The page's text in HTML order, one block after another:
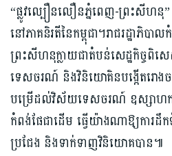
“ផ្លូវល្បឿនលឿនភ្នំពេញ-ព្រះសីហនុ”
នៅភាគនិរតីនៃកម្ពុជា។រាជរដ្ឋាភិបាល
ព្រះសីហនុក្លាយជាតំបន់សេដ្ឋកិច្ច
ទេស​ចរ​ណ៍ និងវិនិយោគិនបង្កើតរោង
បម្រើដល់វិស័យទេសចរណ៍ ឧស្សាហក
កំពង់ផែជាដើម ធ្វើយ៉ាងណាឱ្យការ
ប្រជែង និងទាក់ទាញ​វិនិយោគបាន៕